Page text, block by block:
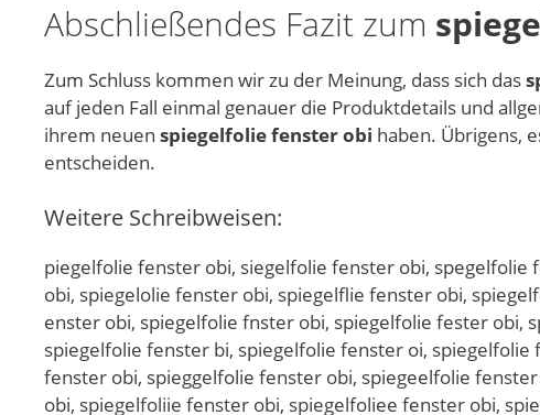
Abschließendes Fazit zum
Zum Schluss kommen wir zu der Meinung, dass sich das
auf jeden Fall einmal genauer die Produktdetails und
ihrem neuen spiegelfolie fenster obi haben. Übrigens,
entscheiden.
Weitere Schreibweisen:
piegelfolie fenster obi, siegelfolie fenster obi, spegelfolie fenster obi, spigelfolie fenster obi, spieelfolie fenster obi, spieglfolie fenster obi, spiegefolie fenster obi, spiegelolie fenster obi, spiegelflie fenster obi, spiegelfoie fenster obi, spiegelfole fenster obi, spiegelfoli fenster obi, spiegelfolie fenster obi, spiegelfolie enster obi, spiegelfolie fnster obi, spiegelfolie fester obi, spiegelfolie fenter obi, spiegelfolie fenser obi, spiegelfolie fenstr obi, spiegelfolie fenste obi, spiegelfolie fenster bi, spiegelfolie fenster oi, spiegelfolie fenster ob, sspiegelfolie fenster obi, sppiegelfolie fenster obi, spiiegelfolie fenster obi, spieegelfolie fenster obi, spieggelfolie fenster obi, spiegeelfolie fenster obi, spiegellfolie fenster obi, spiegelffolie fenster obi, spiegelfoolie fenster obi, spiegelfollie fenster obi, spiegelfoliie fenster obi, spiegelfoliee fenster obi, spiegelfolie ffenster obi, spiegelfolie feenster obi, spiegelfolie fennster obi, spiegelfolie fensster obi, spiegelfolie fenstter obi, spiegelfolie fensteer obi, spiegelfolie fensterr obi, spiegelfolie fenster oobi, spiegelfolie fenster obbi, spiegelfolie fenster obii, psiegelfolie fenster obi, sipegelfolie fenster obi, speigelfolie fenster obi, spigeelfolie fenster obi, spieeglfolie fenster obi, spieglefolie fenster obi, spiegeflolie fenster obi, spiegeloflie fenster obi, spiegelfloie fenster obi, spiegelfoile fenster obi, spiegelfolei fenster obi, spiegelfoli efenster obi, spiegelfolief enster obi, spiegelfolie efnster obi, spiegelfolie fnester obi, spiegelfolie fesnter obi, spiegelfolie fentser obi, spiegelfolie fensetr obi, spiegelfolie fenstre obi, spiegelfolie fenste robi, spiegelfolie fenstero bi, spiegelfolie fenster boi, spiegelfolie fenster oib, spiegelfoliefenster obi, spiegelfolie fensterobi, qpiegelfolie fenster obi, wpiegelfolie fenster obi, epiegelfolie fenster obi, zpiegelfolie fenster obi, xpiegelfolie fenster obi, cpiegelfolie fenster obi, soiegelfolie fenster obi, sliegelfolie fenster obi, söiegelfolie fenster obi, süiegelfolie fenster obi, s0iegelfolie fenster obi, sßiegelfolie fenster obi, spuegelfolie fenster obi, spjegelfolie fenster obi, spkegelfolie fenster obi, splegelfolie fenster obi, spoegelfolie fenster obi, sp8egelfolie fenster obi, sp9egelfolie fenster obi, spiwgelfolie fenster obi, spisgelfolie fenster obi, spidgelfolie fenster obi, spifgelfolie fenster obi, spirgelfolie fenster obi, spi3gelfolie fenster obi, spi4gelfolie fenster obi, spierelfolie fenster obi, spiefelfolie fenster obi, spievelfolie fenster obi, spietelfolie fenster obi, spiebelfolie fenster obi, spieyelfolie fenster obi, spiehelfolie fenster obi, spienelfolie fenster obi, spiegwlfolie fenster obi, spiegslfolie fenster obi, spiegdlfolie fenster obi, spiegflfolie fenster obi, spiegrlfolie fenster obi, spieg3lfolie fenster obi, spieg4lfolie fenster obi, spiegepfolie fenster obi, spiegeofolie fenster obi, spiegeifolie fenster obi, spiegekfolie fenster obi, spiegemfolie fenster obi, spiegelcolie fenster obi, spiegeldolie fenster obi, spiegeleolie fenster obi, spiegelrolie fenster obi, spiegeltolie fenster obi, spiegelgolie fenster obi, spiegelbolie fenster obi, spiegelvolie fenster obi, spiegelfilie fenster obi, spiegelfklie fenster obi, spiegelfllie fenster obi, spiegelfplie fenster obi, spiegelf9lie fenster obi, spiegelf0lie fenster obi, spiegelfopie fenster obi, spiegelfooie fenster obi, spiegelfoiie fenster obi, spiegelfokie fenster obi, spiegelfomie fenster obi, spiegelfolue fenster obi, spiegelfolje fenster obi, spiegelfolke fenster obi, spiegelfolle